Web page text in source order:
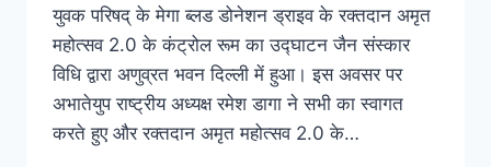
युवक परिषद् के मेगा ब्लड डोनेशन ड्राइव के रक्तदान अमृत
महोत्सव 2.0 के कंट्रोल रूम का उद्घाटन जैन संस्कार
विधि द्वारा अणुव्रत भवन दिल्ली में हुआ। इस अवसर पर
अभातेयुप राष्ट्रीय अध्यक्ष रमेश डागा ने सभी का स्वागत
करते हुए और रक्तदान अमृत महोत्सव 2.0 के…